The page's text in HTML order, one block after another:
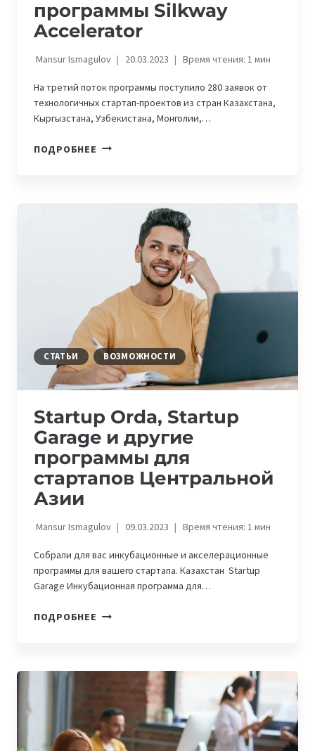
программы Silkway
Accelerator
Mansur Ismagulov 20.03.2023 Время чтения: 1мин
На третий поток программы поступило 280 заявок от
технологичных стартап-проектов из стран Казахстана,
Кыргызстана, Узбекистана, Монголии,…
ПОДРОБНЕЕ В
АКСЕЛЕРАЦИОННОЙ
ПРОГРАММЫ
SILKWAY
ACCELERATOR
СТАТЬИ ВОЗМОЖНОСТИ
Startup Orda, Startup
Garage и другие
программы для
стартапов Центральной
Азии
Mansur Ismagulov 09.03.2023 Время чтения: 1мин
Собрали для вас инкубационные и акселерационные
программы для вашего стартапа. Казахстан Startup
Garage Инкубационная программа для…
ПОДРОБНЕЕ STARTUP
ПРОГРАММЫ
ДЛЯ
СТАРТАПОВ